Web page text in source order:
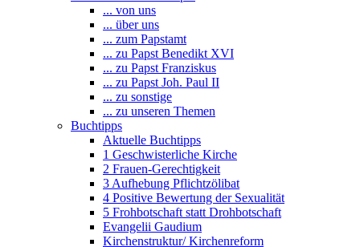
... von uns
... über uns
... zum Papstamt
... zu Papst Benedikt XVI
... zu Papst Franziskus
... zu Papst Joh. Paul II
... zu sonstige
... zu unseren Themen
Buchtipps
Aktuelle Buchtipps
1 Geschwisterliche Kirche
2 Frauen-Gerechtigkeit
3 Aufhebung Pflichtzölibat
4 Positive Bewertung der Sexualität
5 Frohbotschaft statt Drohbotschaft
Evangelii Gaudium
Kirchenstruktur/ Kirchenreform